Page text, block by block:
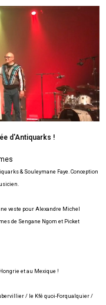
d'Antiquarks !
& Souleymane Faye. Conception
veste pour Alexandre Michel
de Sengane Ngom et Picket
et au Mexique !
/ le Kfé quoi-Forqualquier /